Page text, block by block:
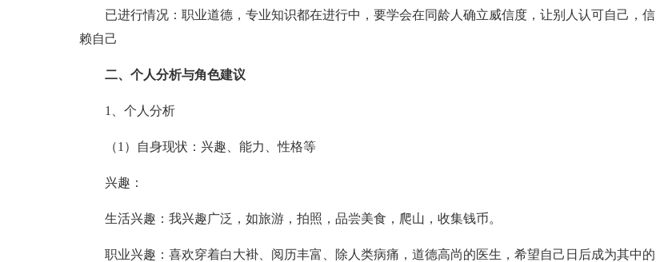
已进行情况：职业道德，专业知识都在进行中，要学会在同龄人确立威信度，让别人认可自己，信
赖自己
二、个人分析与角色建议
1、个人分析
（1）自身现状：兴趣、能力、性格等
兴趣：
生活兴趣：我兴趣广泛，如旅游，拍照，品尝美食，爬山，收集钱币。
职业兴趣：喜欢穿着白大褂、阅历丰富、除人类病痛，道德高尚的医生，希望自己日后成为其中的